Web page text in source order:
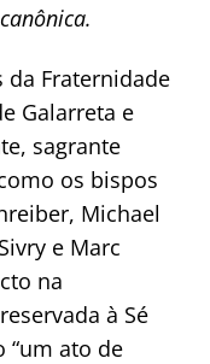
da Fraternidade
Galarreta e
sagrante
os bispos
Michael
e Marc
na
à Sé
“um ato de